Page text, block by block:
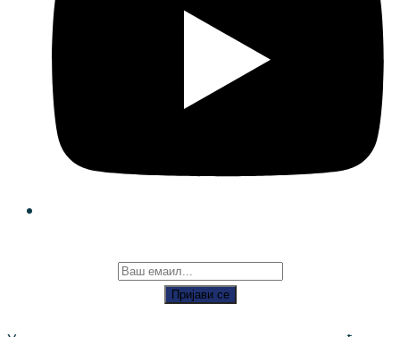
Пријави се